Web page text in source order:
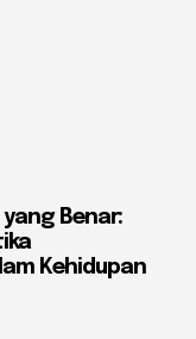
Benar:
Kehidupan